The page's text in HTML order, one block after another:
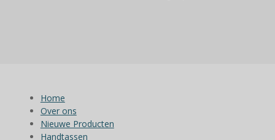
Home
Over ons
Nieuwe Producten
Handtassen